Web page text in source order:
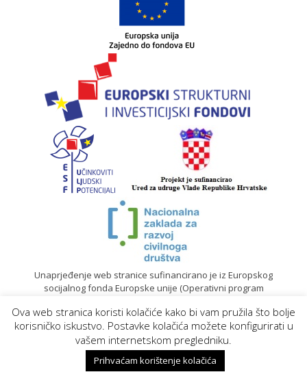
Unaprjeđenje web stranice sufinancirano je iz Europskog
socijalnog fonda Europske unije (Operativni program
© 2020. Sadržaj mrežne stranice isključiva je odgovornost
Gradskog društva Crvenog križa Koprivnica | Izrada web
stranica
Ova web stranica koristi kolačiće kako bi vam pružila što bolje
korisničko iskustvo. Postavke kolačića možete konfigurirati u
vašem internetskom pregledniku.
Prihvaćam korištenje kolačića